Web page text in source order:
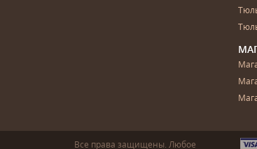
Все права защищены. Любое